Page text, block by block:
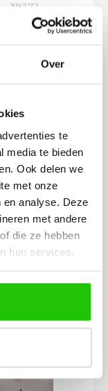
Over
te
media te bieden
Ook delen we
met onze
analyse. Deze
met andere
die ze hebben
hun services.
39272
In voorraad
LED ringen
| Zwart
€995 ,00
40664
Beschikbaar